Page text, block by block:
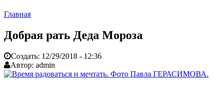
Главная
Добрая рать Деда Мороза
Создать: 12/29/2018 - 12:36
Автор: admin